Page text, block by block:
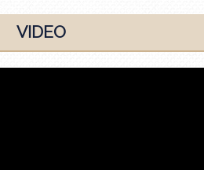
VIDEO